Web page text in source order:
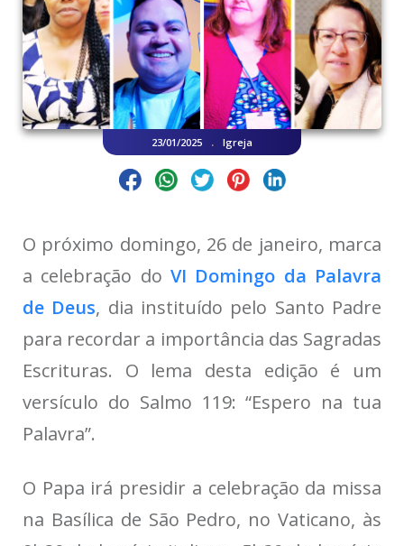
23/01/2025 . Igreja
O próximo domingo, 26 de janeiro, marca
a celebração do VI Domingo da Palavra
de Deus, dia instituído pelo Santo Padre
para recordar a importância das Sagradas
Escrituras. O lema desta edição é um
versículo do Salmo 119: “Espero na tua
Palavra”.
O Papa irá presidir a celebração da missa
na Basílica de São Pedro, no Vaticano, às